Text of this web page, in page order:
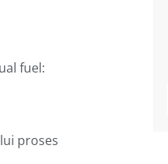
fuel:
proses